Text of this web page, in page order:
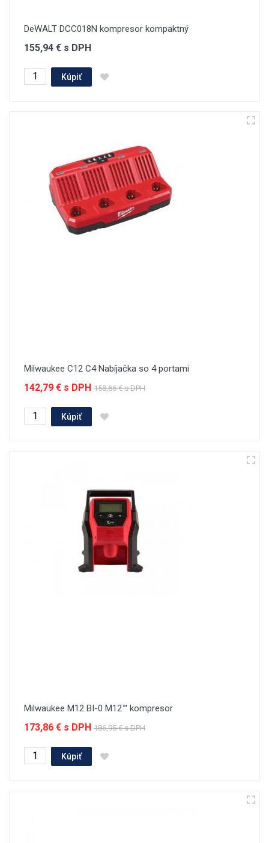
DeWALT DCC018N kompresor kompaktný
155,94 € s DPH
Kúpiť
Milwaukee C12 C4 Nabíjačka so 4 portami
142,79 € s DPH 158,66 € s DPH
Kúpiť
Milwaukee M12 BI-0 M12™ kompresor
173,86 € s DPH 186,95 € s DPH
Kúpiť